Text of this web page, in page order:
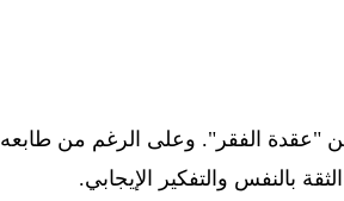
"عقدة الفقر". وعلى الرغم من طابعه
بالنفس والتفكير الإيجابي.